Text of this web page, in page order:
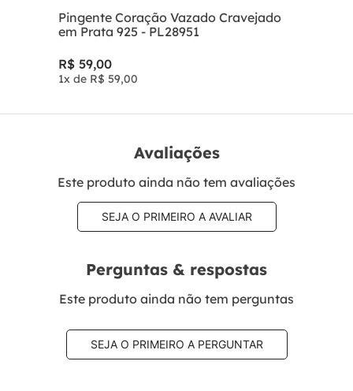
Pingente Coração Vazado Cravejado
em Prata 925 - PL28951
R$ 59,00
1x de R$ 59,00
Avaliações
Este produto ainda não tem avaliações
SEJA O PRIMEIRO A AVALIAR
Perguntas & respostas
Este produto ainda não tem perguntas
SEJA O PRIMEIRO A PERGUNTAR